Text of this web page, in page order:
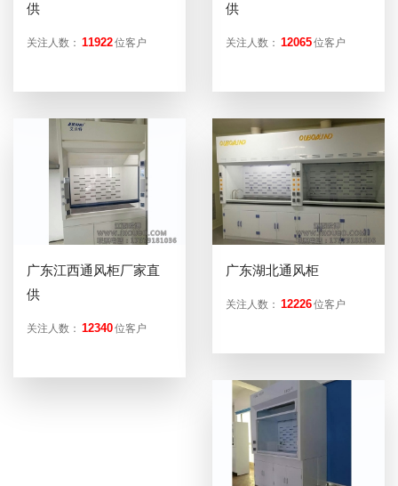
供
关注人数： 11922位客户
供
关注人数： 12065位客户
广东江西通风柜厂家直
供
关注人数： 12340位客户
广东湖北通风柜
关注人数： 12226位客户